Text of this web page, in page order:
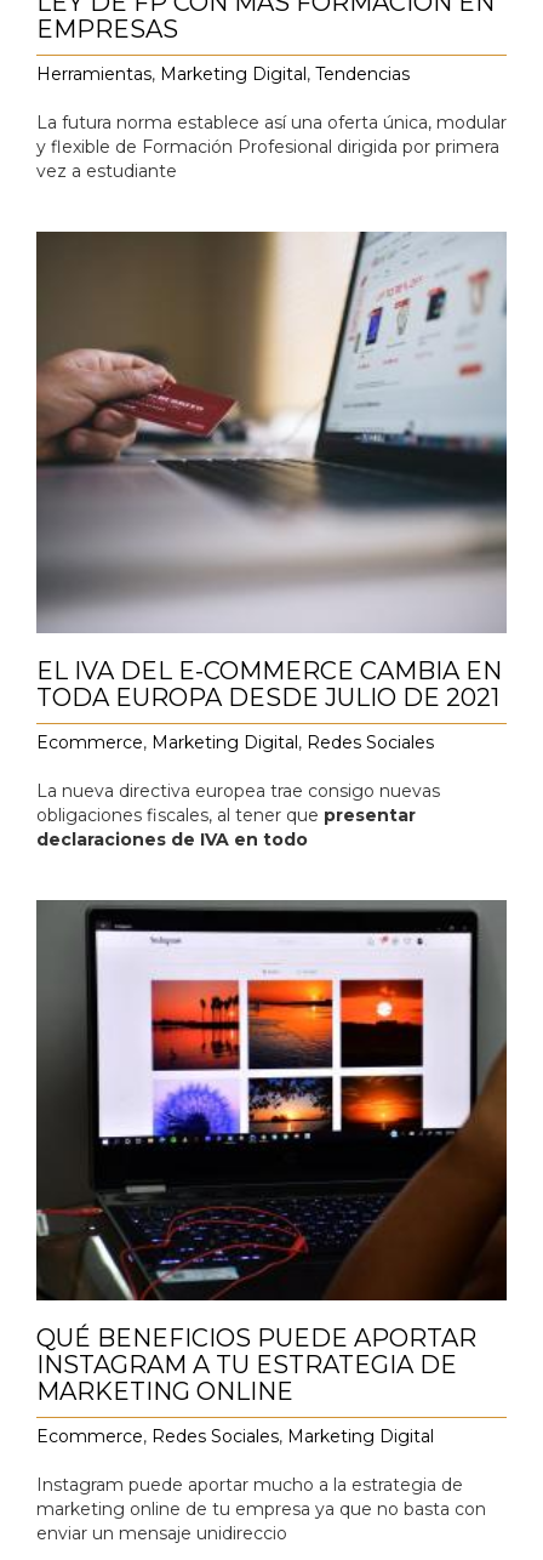
EMPRESAS
Herramientas, Marketing Digital, Tendencias
La futura norma establece así una oferta única, modular
y flexible de Formación Profesional dirigida por primera
vez a estudiante
EL IVA DEL E-COMMERCE CAMBIA EN
TODA EUROPA DESDE JULIO DE 2021
Ecommerce, Marketing Digital, Redes Sociales
La nueva directiva europea trae consigo nuevas
obligaciones fiscales, al tener que presentar
declaraciones de IVA en todo
QUÉ BENEFICIOS PUEDE APORTAR
INSTAGRAM A TU ESTRATEGIA DE
MARKETING ONLINE
Ecommerce, Redes Sociales, Marketing Digital
Instagram puede aportar mucho a la estrategia de
marketing online de tu empresa ya que no basta con
enviar un mensaje unidireccio